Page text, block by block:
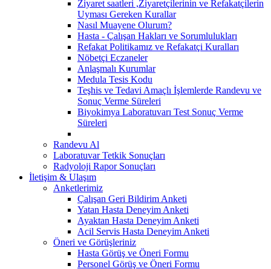
Ziyaret saatleri ,Ziyaretçilerinin ve Refakatçilerin
Uyması Gereken Kurallar
Nasıl Muayene Olurum?
Hasta - Çalışan Hakları ve Sorumlulukları
Refakat Politikamız ve Refakatçi Kuralları
Nöbetçi Eczaneler
Anlaşmalı Kurumlar
Medula Tesis Kodu
Teşhis ve Tedavi Amaçlı İşlemlerde Randevu ve
Sonuç Verme Süreleri
Biyokimya Laboratuvarı Test Sonuç Verme
Süreleri
Randevu Al
Laboratuvar Tetkik Sonuçları
Radyoloji Rapor Sonuçları
İletişim & Ulaşım
Anketlerimiz
Çalışan Geri Bildirim Anketi
Yatan Hasta Deneyim Anketi
Ayaktan Hasta Deneyim Anketi
Acil Servis Hasta Deneyim Anketi
Öneri ve Görüşleriniz
Hasta Görüş ve Öneri Formu
Personel Görüş ve Öneri Formu